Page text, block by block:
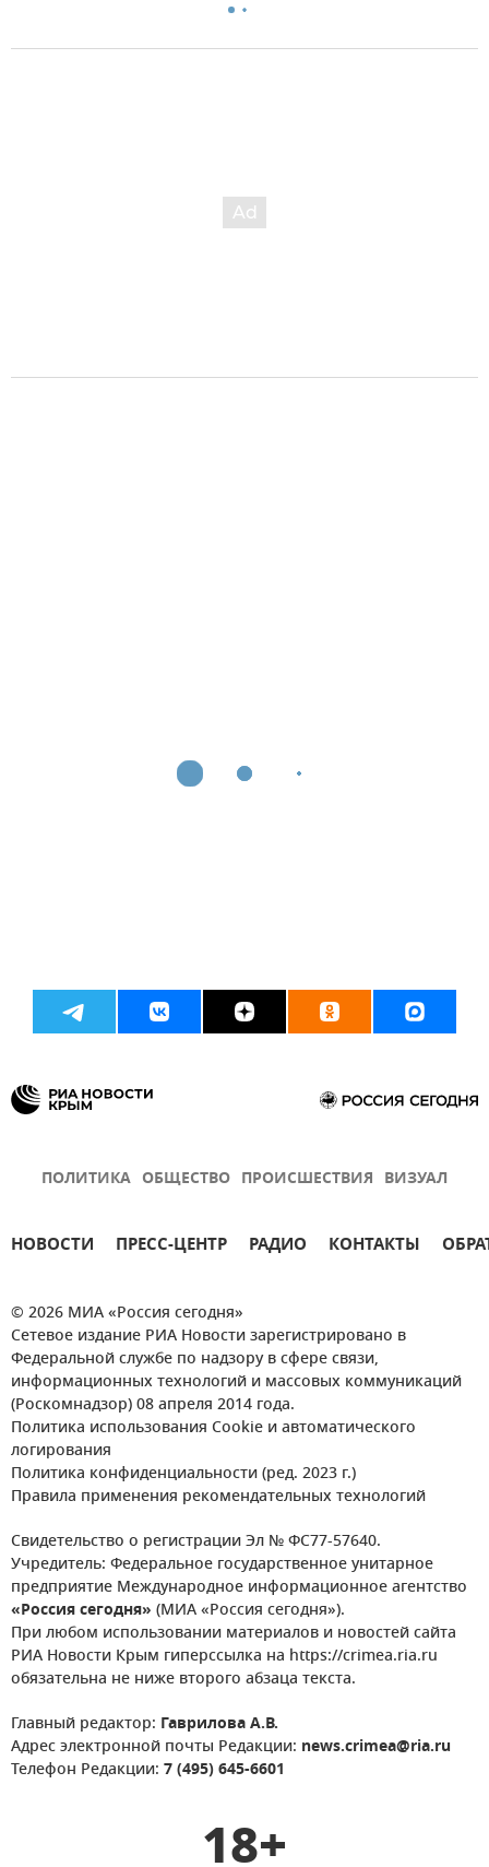
ПОЛИТИКА ОБЩЕСТВО ПРОИСШЕСТВИЯ ВИЗУАЛ
НОВОСТИ ПРЕСС-ЦЕНТР РАДИО КОНТАКТЫ
© 2026 МИА «Россия сегодня»
Сетевое издание РИА Новости зарегистрировано в
Федеральной службе по надзору в сфере связи,
информационных технологий и массовых коммуникаций
(Роскомнадзор) 08 апреля 2014 года.
Политика использования Cookie и автоматического
логирования
Политика конфиденциальности (ред. 2023 г.)
Правила применения рекомендательных технологий
Свидетельство о регистрации Эл № ФС77-57640.
Учредитель: Федеральное государственное унитарное
предприятие Международное информационное агентство
«Россия сегодня» (МИА «Россия сегодня»).
При любом использовании материалов и новостей сайта
РИА Новости Крым гиперссылка на https://crimea.ria.ru
обязательна не ниже второго абзаца текста.
Главный редактор: Гаврилова А.В.
Адрес электронной почты Редакции: news.crimea@ria.ru
Телефон Редакции: 7 (495) 645-6601
18+